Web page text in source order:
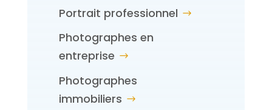
Portrait professionnel
Photographes en
entreprise
Photographes
immobiliers